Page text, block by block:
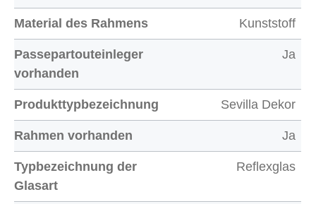
Material des Rahmens Kunststoff
Passepartouteinleger
vorhanden
Ja
Produkttypbezeichnung Sevilla Dekor
Rahmen vorhanden Ja
Typbezeichnung der
Glasart
Reflexglas